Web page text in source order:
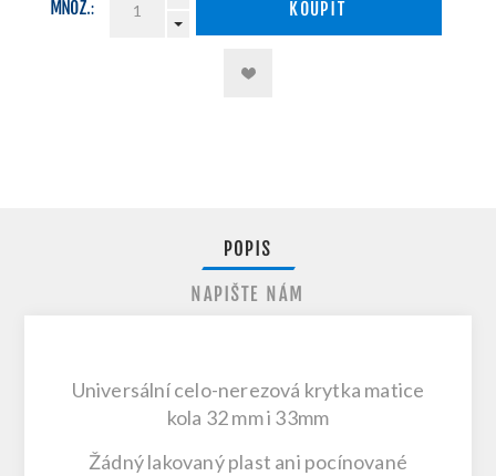
MNOŽ.: KOUPIT
POPIS
NAPIŠTE NÁM
Universální celo-nerezová krytka matice
kola 32 mm i 33mm
Žádný lakovaný plast ani pocínované